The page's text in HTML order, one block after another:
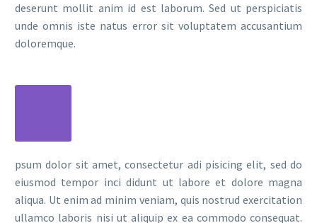
deserunt mollit anim id est laborum. Sed ut perspiciatis
unde omnis iste natus error sit voluptatem accusantium
doloremque.
psum dolor sit amet, consectetur adi pisicing elit, sed do
eiusmod tempor inci didunt ut labore et dolore magna
aliqua. Ut enim ad minim veniam, quis nostrud exercitation
ullamco laboris nisi ut aliquip ex ea commodo consequat.